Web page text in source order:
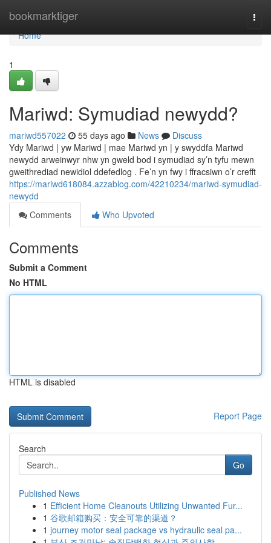
bookmarktiger
Home
Home
1
Mariwd: Symudiad newydd?
mariwd557022 55 days ago News
Discuss
Ydy Mariwd | yw Mariwd | mae Mariwd yn | y swyddfa Mariwd
newydd arweinwyr nhw yn gweld bod i symudiad sy’n tyfu mewn
gweithrediad newidiol ddefedlog . Fe’n yn fwy i ffracsiwn o’r crefft
https://mariwd618084.azzablog.com/42210234/mariwd-symudiad-
newydd
Comments
Who Upvoted
Comments
Submit a Comment
No HTML
HTML is disabled
Report Page
Search
Go
Published News
1 Efficient Home Cleanouts Utilizing Unwanted Fur...
1 谷歌邮箱购买：安全可靠的渠道？
1 journey motor seal package vs hydraulic seal pa...